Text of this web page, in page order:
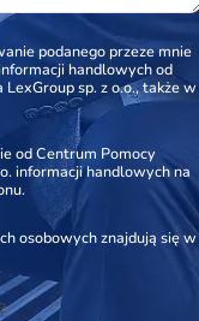
podanego przeze mnie
handlowych od
sp. z o.o., także w
od Centrum Pomocy
informacji handlowych na
osobowych znajdują się w